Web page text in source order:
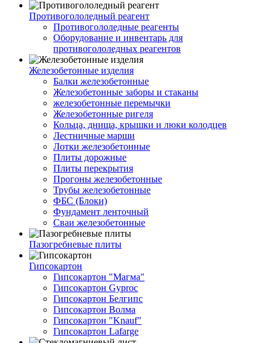
Противогололедный реагент
Противогололедные реагенты
Оборудование и инвентарь для
противогололедных реагентов
Железобетонные изделия
Балки железобетонные
Железобетонные заборы и стаканы
железобетонные перемычки
Железобетонные ригеля
Кольца, днища, крышки и люки колодцев
Лестничные марши
Лотки железобетонные
Плиты дорожные
Плиты перекрытия
Прогоны железобетонные
Трубы железобетонные
ФБС (Блоки)
Фундамент ленточный
Сваи железобетонные
Пазогребневые плиты
Гипсокартон
Гипсокартон "Магма"
Гипсокартон Gyproc
Гипсокартон Белгипс
Гипсокартон Волма
Гипсокартон "Knauf"
Гипсокартон Lafarge